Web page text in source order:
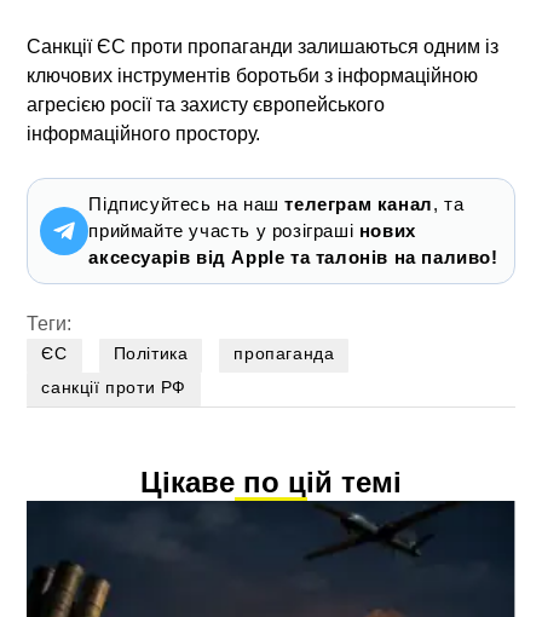
Санкції ЄС проти пропаганди залишаються одним із
ключових інструментів боротьби з інформаційною
агресією росії та захисту європейського
інформаційного простору.
Підписуйтесь на наштелеграм канал, та
приймайте участь у розіграші нових
аксесуарів від Apple та талонів на паливо!
Теги:
ЄС Політика
пропаганда
санкції проти РФ
Цікаве по цій темі